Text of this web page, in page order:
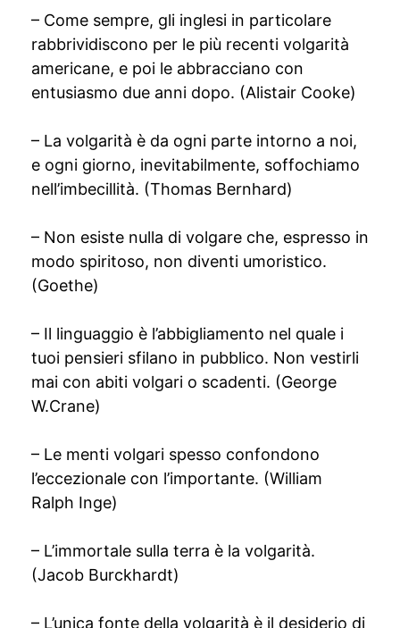
– Come sempre, gli inglesi in particolare
rabbrividiscono per le più recenti volgarità
americane, e poi le abbracciano con
entusiasmo due anni dopo. (Alistair Cooke)
– La volgarità è da ogni parte intorno a noi,
e ogni giorno, inevitabilmente, soffochiamo
nell’imbecillità. (Thomas Bernhard)
– Non esiste nulla di volgare che, espresso in
modo spiritoso, non diventi umoristico.
(Goethe)
– Il linguaggio è l’abbigliamento nel quale i
tuoi pensieri sfilano in pubblico. Non vestirli
mai con abiti volgari o scadenti. (George
W.Crane)
– Le menti volgari spesso confondono
l’eccezionale con l’importante. (William
Ralph Inge)
– L’immortale sulla terra è la volgarità.
(Jacob Burckhardt)
– L’unica fonte della volgarità è il desiderio di